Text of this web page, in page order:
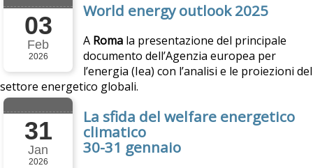
03
Feb
2026
World energy outlook 2025
A Roma la presentazione del principale
documento dell’Agenzia europea per
l’energia (Iea) con l’analisi e le proiezioni del
settore energetico globali.
31
Jan
2026
La sfida del welfare energetico
climatico
30-31 gennaio